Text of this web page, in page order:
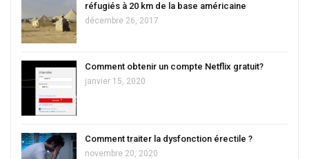
réfugiés à 20 km de la base américaine
décembre 26, 2017
Comment obtenir un compte Netflix gratuit?
janvier 15, 2020
Comment traiter la dysfonction érectile ?
novembre 20, 2020